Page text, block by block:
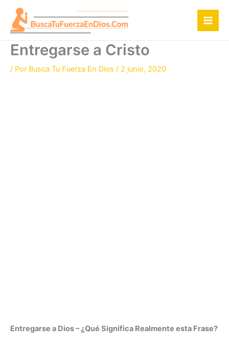
contenido
Entregarse a Cristo
/ Por Busca Tu Fuerza En Dios / 2 junio, 2020
Entregarse a Dios – ¿Qué Significa Realmente esta Frase?